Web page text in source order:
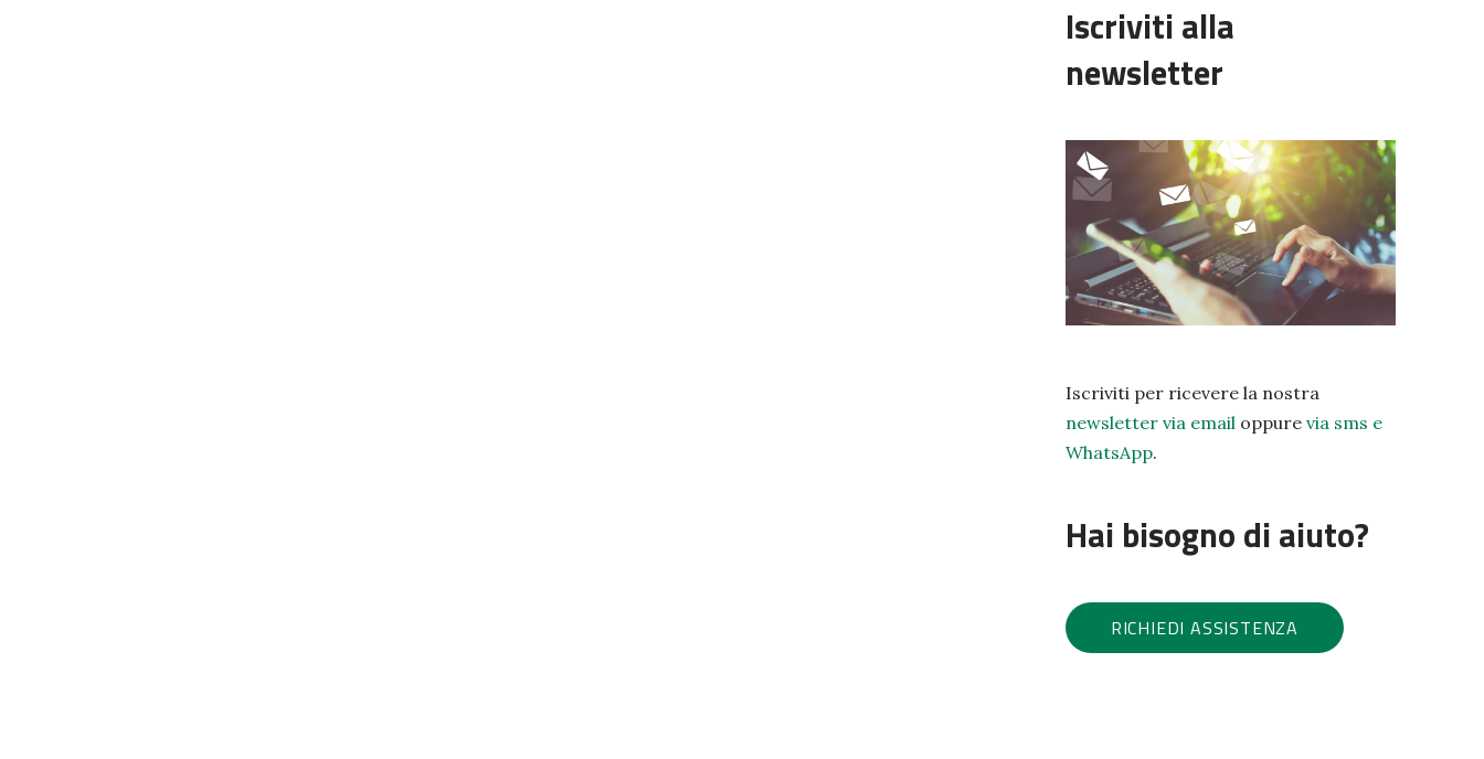
Iscriviti alla
newsletter
Iscriviti per ricevere la nostra
newsletter via emailoppure via sms e
WhatsApp.
Hai bisogno di aiuto?
RICHIEDI ASSISTENZA